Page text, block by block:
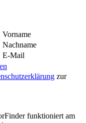
Vorname
Nachname
E-Mail
zur
funktioniert am